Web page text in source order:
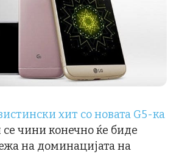
хит со новата G5-ка
се чини конечно ќе биде
на доминацијата на